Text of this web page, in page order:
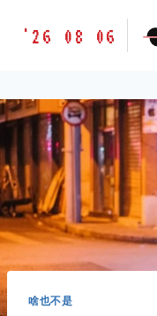
胶
味
道
LETSFILM
'26 08 06
啥也不是